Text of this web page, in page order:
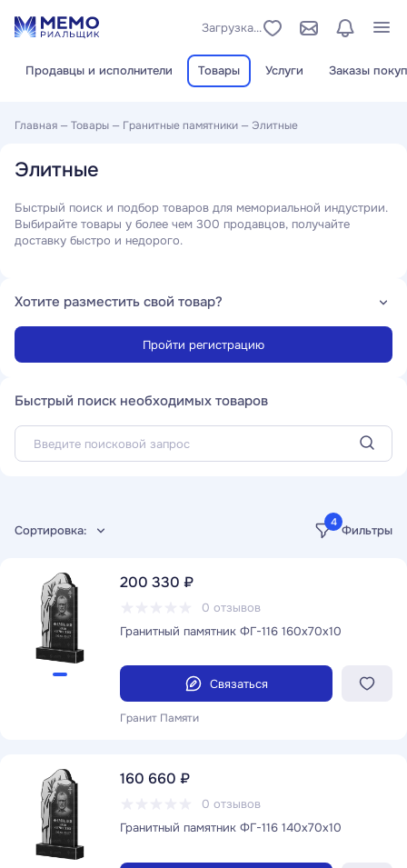
Продавцы и исполнители Товары Услуги Заказы
Загрузка...
Главная —Товары — Гранитные памятники — Элитные
Элитные
Быстрый поиск и подбор товаров для мемориальной индустрии.
Выбирайте товары у более чем 300 продавцов, получайте
доставку быстро и недорого.
Быстрый поиск необходимых товаров
Хотите разместить свой товар?
Пройти регистрацию
Сортировка:
4
Фильтры
200 330 ₽
0 отзывов
Гранитный памятник ФГ-116 160x70x10
Связаться
Гранит Памяти
160 660 ₽
0 отзывов
Гранитный памятник ФГ-116 140x70x10